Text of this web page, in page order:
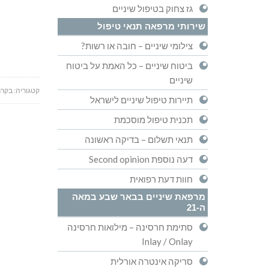
קטגוריה:
גז צחוק בטיפול שיניים
שירותי מרפאה תנאי טיפול
צילומי שיניים – חובה או רשות?
ביטוח שיניים – כל האמת על ביטוח
שיניים
תיירות טיפול שיניים לישראל
תכנית טיפול מוסכמת
תנאי תשלום – בדיקה ראשונה
דעה נוספת Second opinion
חוות דעת רפואית
מרפאת שיניים בבאר שבע במאה
ה-21
סתימת חרסינה – מילואות חרסינה
Inlay / Onlay
סריקה אינטרה אורלית